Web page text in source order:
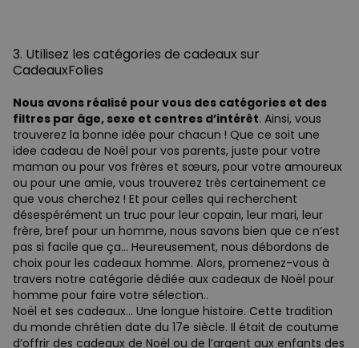
3. Utilisez les catégories de cadeaux sur
CadeauxFolies
Nous avons réalisé pour vous des catégories et des
filtres par âge, sexe et centres d’intérêt. Ainsi, vous
trouverez la bonne idée pour chacun ! Que ce soit une
idee cadeau de Noël pour vos parents, juste pour votre
maman ou pour vos frères et sœurs, pour votre amoureux
ou pour une amie, vous trouverez très certainement ce
que vous cherchez ! Et pour celles qui recherchent
désespérément un truc pour leur copain, leur mari, leur
frère, bref pour un homme, nous savons bien que ce n’est
pas si facile que ça… Heureusement, nous débordons de
choix pour les cadeaux homme. Alors, promenez-vous à
travers notre catégorie dédiée aux cadeaux de Noël pour
homme pour faire votre sélection..
Noël et ses cadeaux… Une longue histoire. Cette tradition
du monde chrétien date du 17e siècle. Il était de coutume
d’offrir des cadeaux de Noël ou de l’argent aux enfants des